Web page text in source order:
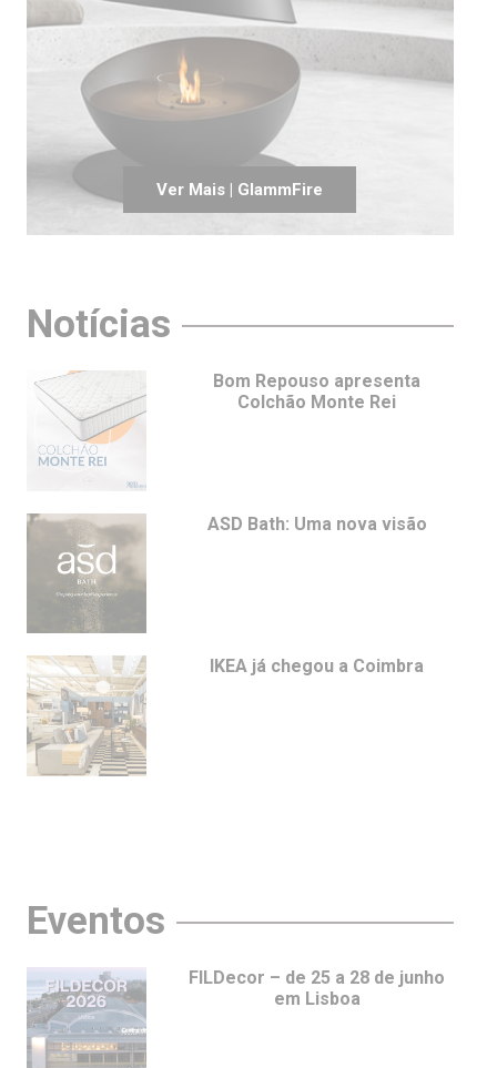
Ver Mais | GlammFire
Notícias
Bom Repouso apresenta
Colchão Monte Rei
ASD Bath: Uma nova visão
IKEA já chegou a Coimbra
Eventos
FILDecor – de 25 a 28 de junho
em Lisboa